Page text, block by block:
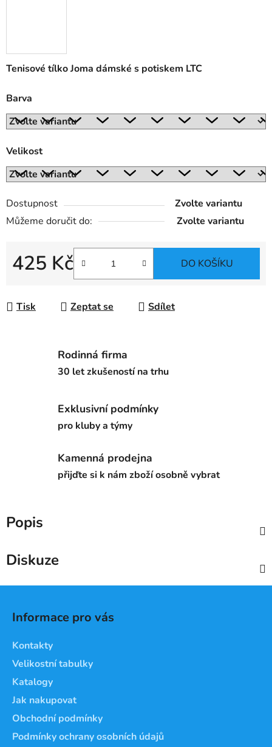
Tenisové tílko Joma dámské s potiskem LTC
Barva
Velikost
Dostupnost
Zvolte variantu
Můžeme doručit do:
Zvolte variantu
425 Kč DO KOŠÍKU
Tisk Zeptat se Sdílet
Rodinná firma
30 let zkušeností na trhu
Exklusivní podmínky
pro kluby a týmy
Kamenná prodejna
přijďte si k nám zboží osobně vybrat
Popis
Diskuze
Informace pro vás
Kontakty
Velikostní tabulky
Katalogy
Jak nakupovat
Obchodní podmínky
Podmínky ochrany osobních údajů